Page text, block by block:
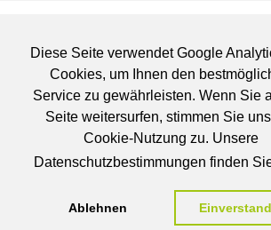
Diese Seite verwendet Google
Cookies, um Ihnen den
Service zu gewährleisten. Wenn Sie
Seite weitersurfen, stimmen Sie
Cookie-Nutzung zu. Unsere
Datenschutzbestimmungen finden
Ablehnen
BRUTTO
PREISE
MEIN
WUNSCHLISTE